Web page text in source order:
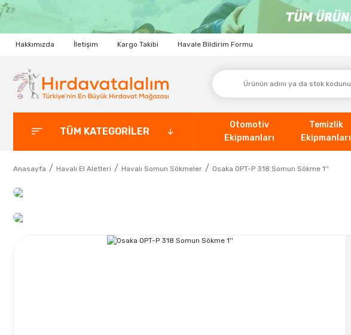
Hakkımızda İletişim Kargo Takibi Havale Bildirim Formu
TÜM KATEGORİLER
Otomotiv
Ekipmanları
Temizlik
Ekipmanları
Anasayfa Havalı El Aletleri Havalı Somun Sökmeler Osaka OPT-P 318 Somun Sökme 1''